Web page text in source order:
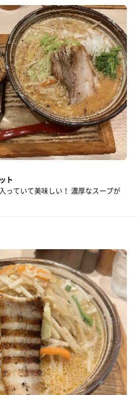
ト
っていて美味しい！ 濃厚なスープが